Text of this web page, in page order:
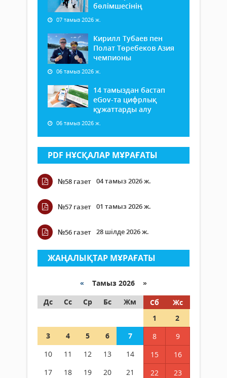
бөлімшесінің
07 тамыз 2026 ж.
Кирилл Тубаев пен
Полат Төребеков Азия
чемпионы
06 тамыз 2026 ж.
14 тамыздан бастап
еGov-та цифрлық
құжаттарды алу
06 тамыз 2026 ж.
PDF НҰСҚАЛАР МҰРАҒАТЫ
№58 газет 04 тамыз 2026 ж.
№57 газет 01 тамыз 2026 ж.
№56 газет 28 шілде 2026 ж.
ЖАҢАЛЫҚТАР МҰРАҒАТЫ
« Тамыз 2026 »
Дс
Сс Ср Бс Жм Сб
Жс
1
2
3
4 5 6 7 8
9
10
11 12 13 14 15
16
17
18 19 20 21 22
23